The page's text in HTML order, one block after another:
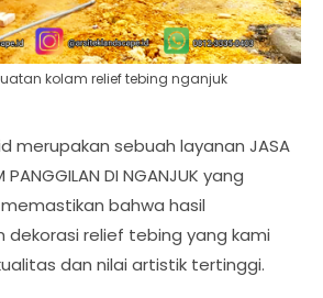
kolam relief tebing nganjuk
merupakan sebuah layanan JASA
PANGGILAN DI NGANJUK yang
bahwa hasil
relief tebing yang kami
dan nilai artistik tertinggi.